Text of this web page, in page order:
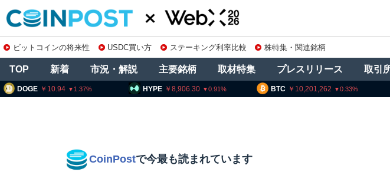
ビットコインの将来性 USDC買い方 ステーキング利率比較 株特集・関連銘柄
TOP 新着 市況・解説 主要銘柄 取材特集 プレスリリース 取引
10,201,262 0.33
10.94 1.37 8,906.30 0.91
CoinPostで今最も読まれています